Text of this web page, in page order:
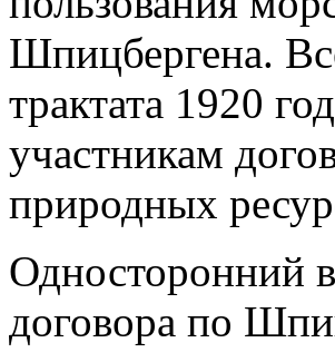
Шпицбергена.
трактата 1920
участникам
природных
Односторонний
договора по